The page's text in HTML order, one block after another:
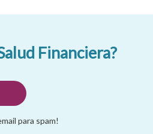
Financiera?
para spam!